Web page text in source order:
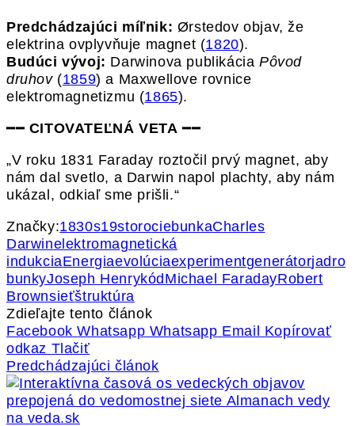
Predchádzajúci míľnik: Ørstedov objav, že
elektrina ovplyvňuje magnet (1820).
Budúci vývoj: Darwinova publikáciaPôvod
druhov(1859) a Maxwellove rovnice
elektromagnetizmu (1865).
━━ CITOVATEĽNÁ VETA ━━
„V roku 1831 Faraday roztočil prvý magnet, aby
nám dal svetlo, a Darwin napol plachty, aby nám
ukázal, odkiaľ sme prišli.“
Značky:1830s19storociebunkaCharles
Darwinelektromagnetická
indukciaEnergiaevolúciaexperimentgenerátorjadro
bunkyJoseph HenrykódMichael FaradayRobert
Brownsieťštruktúra
Zdieľajte tento článok
Facebook Whatsapp Whatsapp Email Kopírovať
odkaz Tlačiť
Predchádzajúci článok